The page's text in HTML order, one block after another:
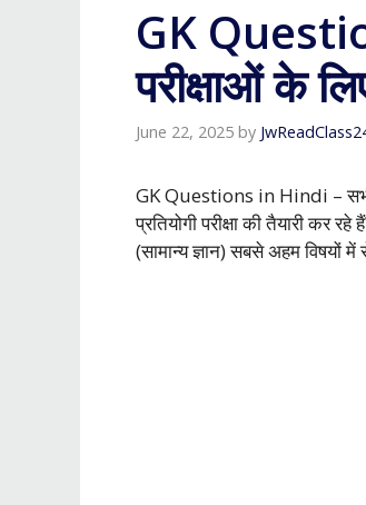
GK
परीक्षाओं के
June 22, 2025 by
GK Questions in Hindi – सभी
प्रतियोगी परीक्षा की तैयारी कर
(सामान्य ज्ञान) सबसे अहम विषयों